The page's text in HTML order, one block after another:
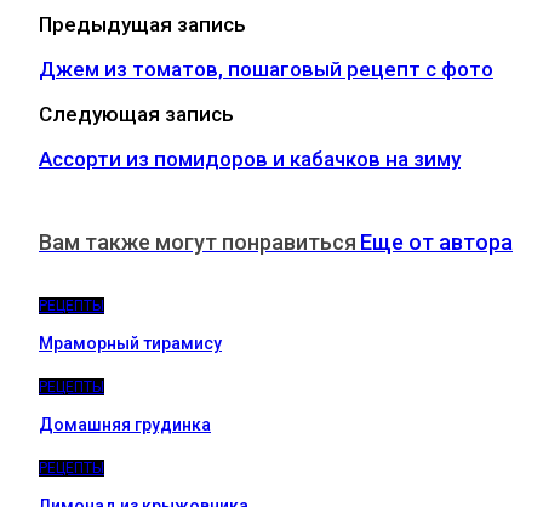
Предыдущая запись
Джем из томатов, пошаговый рецепт с фото
Следующая запись
Ассорти из помидоров и кабачков на зиму
Вам также могут понравиться Еще от автора
РЕЦЕПТЫ
Мраморный тирамису
РЕЦЕПТЫ
Домашняя грудинка
РЕЦЕПТЫ